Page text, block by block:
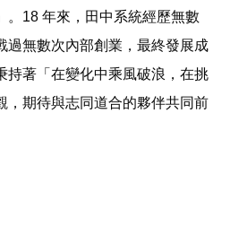
。18 年來，田中系統經歷無數
過無數次內部創業，最終發展成
持著「在變化中乘風破浪，在挑
，期待與志同道合的夥伴共同前